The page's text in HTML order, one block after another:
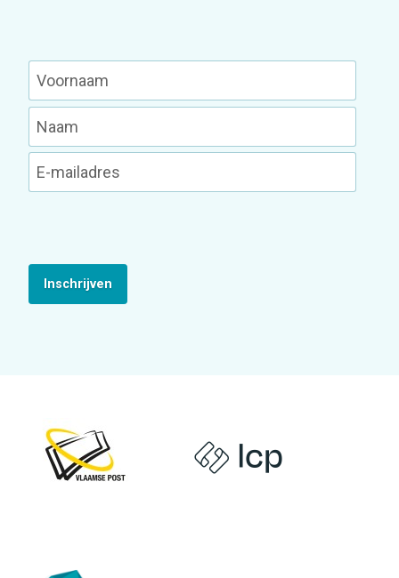
Inschrijven